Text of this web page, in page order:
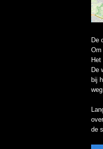
De
Om
De
bij
de